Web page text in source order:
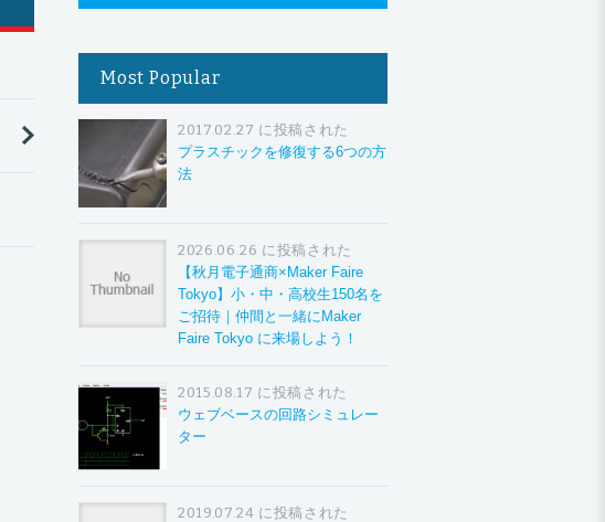
Most Popular
2017.02.27 に投稿された
プラスチックを修復する6つの方
法
2026.06.26 に投稿された
【秋月電子通商×Maker Faire
Tokyo】小・中・高校生150名を
ご招待｜仲間と一緒にMaker
Faire Tokyo に来場しよう！
2015.08.17 に投稿された
ウェブベースの回路シミュレー
ター
2019.07.24 に投稿された